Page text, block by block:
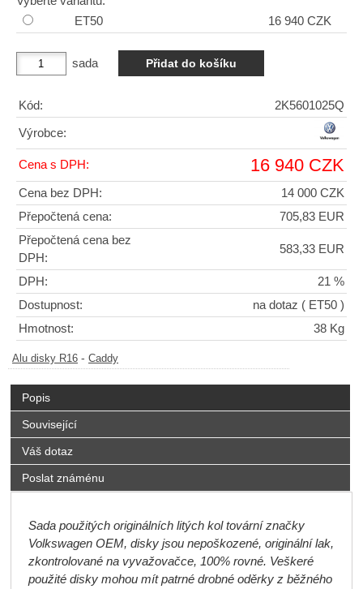
ET50
16 940 CZK
sada
Kód: 2K5601025Q
Výrobce:
Cena s DPH: 16 940 CZK
Cena bez DPH:
14 000 CZK
Přepočtená cena:
705,83 EUR
Přepočtená cena bez
DPH:
583,33 EUR
DPH:
21 %
Dostupnost:
na dotaz ( ET50 )
Hmotnost:
38 Kg
Alu disky R16 - Caddy
Popis
Související
Váš dotaz
Poslat známénu
Sada použitých originálních litých kol tovární značky
Volkswagen OEM, disky jsou nepoškozené, originální lak,
zkontrolované na vyvažovačce, 100% rovné. Veškeré
použité disky mohou mít patrné drobné oděrky z běžného